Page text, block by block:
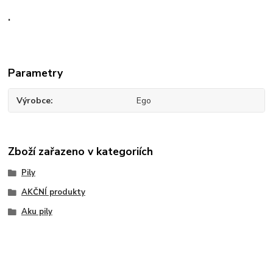
.
Parametry
Výrobce Ego
Zboží zařazeno v kategoriích
Pily
AKČNÍ produkty
Aku pily